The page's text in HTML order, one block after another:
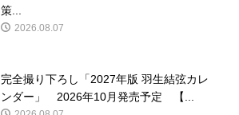
策...
2026.08.07
完全撮り下ろし「2027年版 羽生結弦カレ
ンダー」 2026年10月発売予定 【...